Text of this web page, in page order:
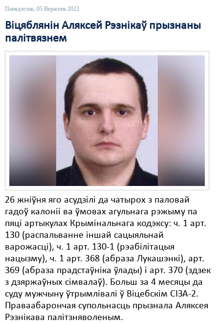
Панядзелак, 05 Верасень 2022
Віцяблянін Аляксей Рэзнікаў прызнаны
палітвязнем
26 жніўня яго асудзілі да чатырох з паловай
гадоў калоніі ва ўмовах агульнага рэжыму па
пяці артыкулах Крымінальнага кодэксу: ч. 1 арт.
130 (распальванне іншай сацыяльнай
варожасці), ч. 1 арт. 130-1 (рэабілітацыя
нацызму), ч. 1 арт. 368 (абраза Лукашэнкі), арт.
369 (абраза прадстаўніка ўлады) і арт. 370 (здзек
з дзяржаўных сімвалаў). Больш за 4 месяцы да
суду мужчыну ўтрымлівалі ў Віцебскім СІЗА-2.
Праваабарончая супольнасць прызнала Аляксея
Рэзнікава палітзняволеным.
Суд
Сьмяротнае пакараньне
Сацыяльныя правы